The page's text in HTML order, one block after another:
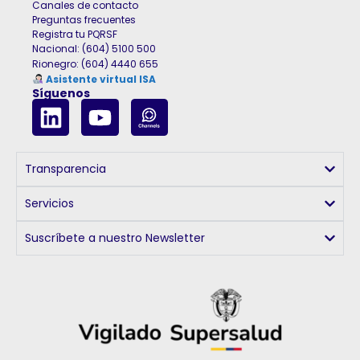
Canales de contacto
Preguntas frecuentes
Registra tu PQRSF
Nacional: (604) 5100 500
Rionegro: (604) 4440 655
Asistente virtual ISA
Síguenos
Transparencia
Servicios
Suscríbete a nuestro Newsletter